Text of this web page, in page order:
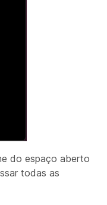
do espaço aberto
todas as